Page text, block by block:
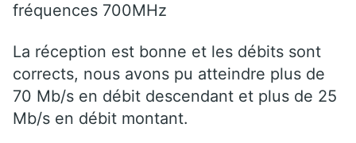
fréquences 700MHz
La réception est bonne et les débits sont
corrects, nous avons pu atteindre plus de
70 Mb/s en débit descendant et plus de 25
Mb/s en débit montant.